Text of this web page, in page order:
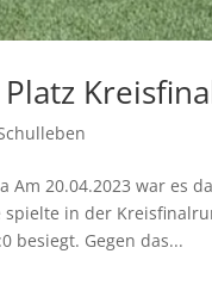
Am 20.04.2023 war es
spielte in der
besiegt. Gegen das...